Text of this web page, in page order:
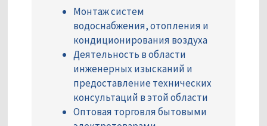
Монтаж систем
водоснабжения, отопления и
кондиционирования воздуха
Деятельность в области
инженерных изысканий и
предоставление технических
консультаций в этой области
Оптовая торговля бытовыми